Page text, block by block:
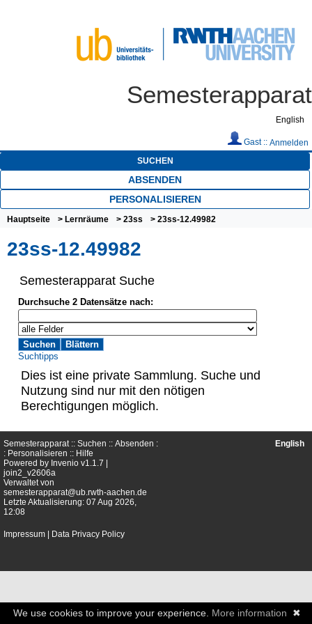
Semesterapparat
English
Gast :: Anmelden
SUCHEN
ABSENDEN
PERSONALISIEREN
Hauptseite > Lernräume > 23ss > 23ss-12.49982
23ss-12.49982
Semesterapparat Suche
Durchsuche 2 Datensätze nach:
Suchtipps
Dies ist eine private Sammlung. Suche und
Nutzung sind nur mit den nötigen
Berechtigungen möglich.
Semesterapparat :: Suchen :: Absenden :
: Personalisieren :: Hilfe
Powered by Invenio v1.1.7 |
join2_v2606a
Verwaltet von
semesterapparat@ub.rwth-aachen.de
Letzte Aktualisierung: 07 Aug 2026,
12:08
Impressum Data Privacy Policy
English
✖
We use cookies to improve your experience. More information